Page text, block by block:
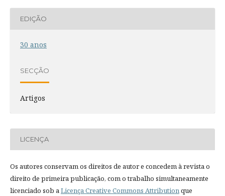
EDIÇÃO
30 anos
SECÇÃO
Artigos
LICENÇA
Os autores conservam os direitos de autor e concedem à revista o
direito de primeira publicação, com o trabalho simultaneamente
licenciado sob aLicença Creative Commons Attributionque